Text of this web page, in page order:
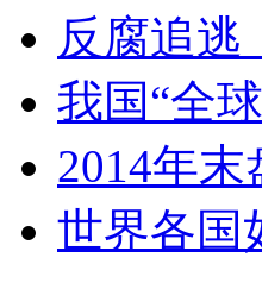
反腐追逃
我国“全
2014年
世界各国